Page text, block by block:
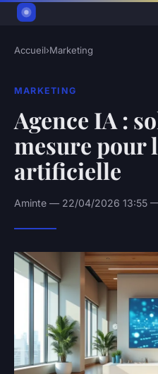
Accueil›Marketing
MARKETING
Agence IA :
mesure pour
artificielle
Aminte — 22/04/2026 13:55